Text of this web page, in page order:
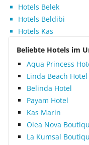
Hotels Belek
Hotels Beldibi
Hotels Kas
Beliebte Hotels im
Aqua Princess
Linda Beach Hotel
Belinda Hotel
Payam Hotel
Kas Marin
Olea Nova
La Kumsal